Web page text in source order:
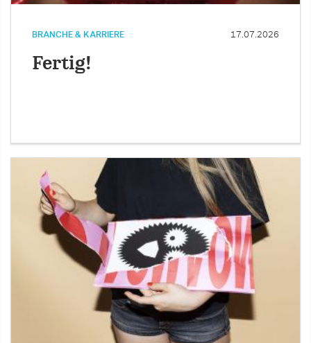
BRANCHE & KARRIERE 17.07.2026
Fertig!